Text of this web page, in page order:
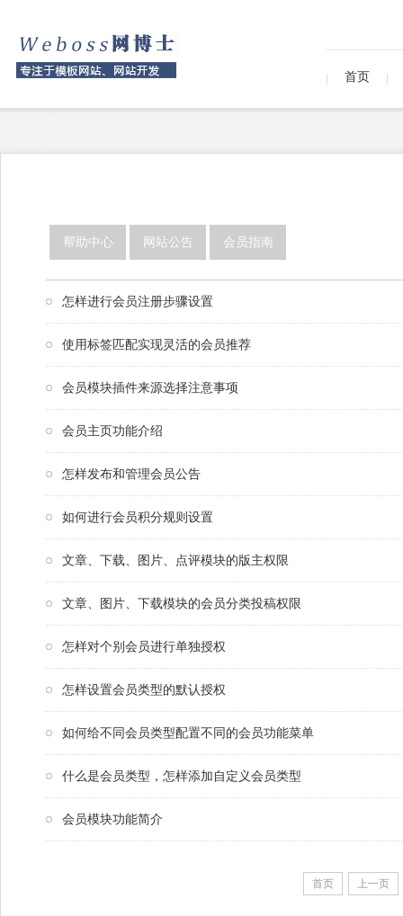
首页
帮助中心 网站公告 会员指南
怎样进行会员注册步骤设置
使用标签匹配实现灵活的会员推荐
会员模块插件来源选择注意事项
会员主页功能介绍
怎样发布和管理会员公告
如何进行会员积分规则设置
文章、下载、图片、点评模块的版主权限
文章、图片、下载模块的会员分类投稿权限
怎样对个别会员进行单独授权
怎样设置会员类型的默认授权
如何给不同会员类型配置不同的会员功能菜单
什么是会员类型，怎样添加自定义会员类型
会员模块功能简介
首页 上一页